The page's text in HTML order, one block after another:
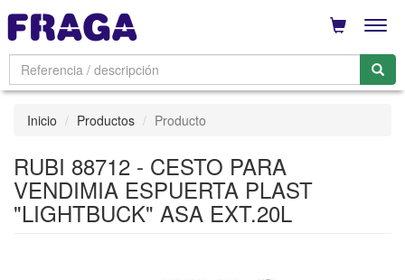
Inicio Productos Producto
RUBI 88712 - CESTO PARA
VENDIMIA ESPUERTA PLAST
"LIGHTBUCK" ASA EXT.20L